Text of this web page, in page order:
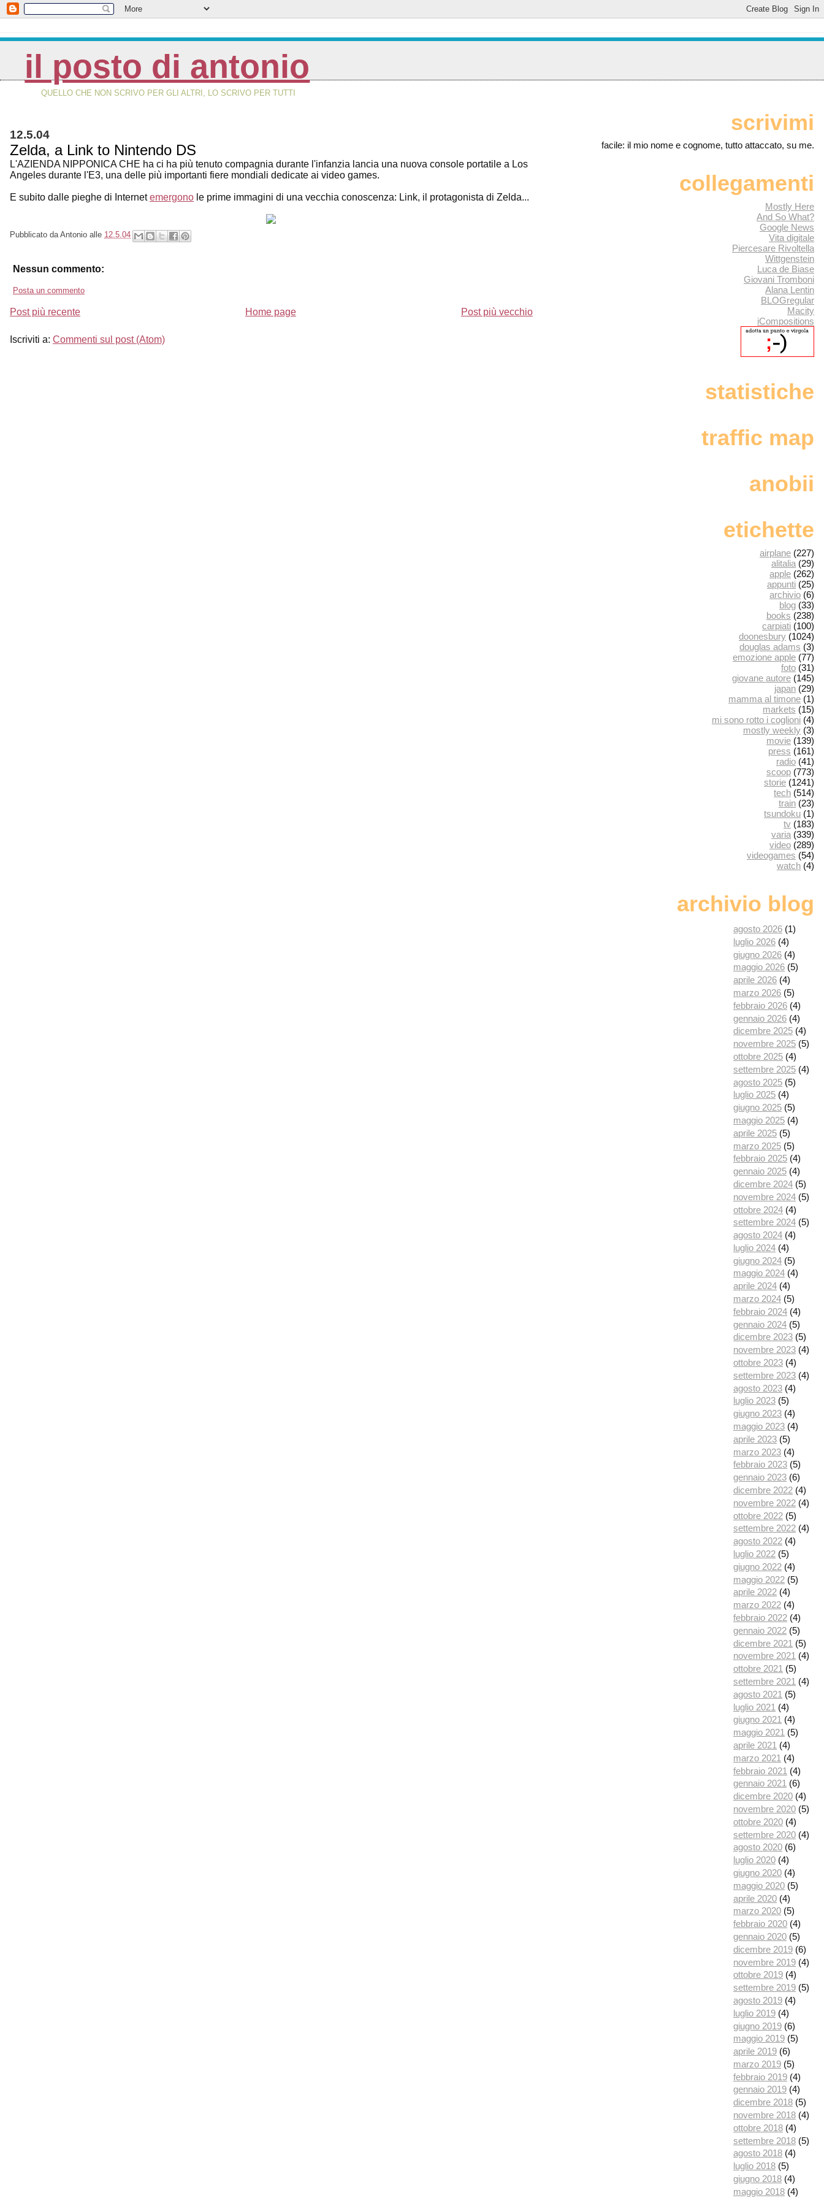
il posto di antonio
QUELLO CHE NON SCRIVO PER GLI ALTRI, LO SCRIVO PER TUTTI
12.5.04
Zelda, a Link to Nintendo DS
L'AZIENDA NIPPONICA CHE ha ci ha più tenuto compagnia durante l'infanzia lancia una nuova console portatile a Los
Angeles durante l'E3, una delle più importanti fiere mondiali dedicate ai video games.
E subito dalle pieghe di Internetemergono le prime immagini di una vecchia conoscenza: Link, il protagonista di Zelda...
Pubblicato da Antonio alle 12.5.04
Nessun commento:
Posta un commento
Post più recente Post più vecchio
Home page
Iscriviti a: Commenti sul post (Atom)
scrivimi
facile: il mio nome e cognome, tutto attaccato, su me.
collegamenti
Mostly Here
And So What?
Google News
Vita digitale
Piercesare Rivoltella
Wittgenstein
Luca de Biase
Giovani Tromboni
Alana Lentin
BLOGregular
Macity
iCompositions
statistiche
traffic map
anobii
etichette
airplane (227)
alitalia (29)
apple (262)
appunti (25)
archivio (6)
blog (33)
books (238)
carpiati (100)
doonesbury (1024)
douglas adams (3)
emozione apple (77)
foto (31)
giovane autore (145)
japan (29)
mamma al timone (1)
markets (15)
mi sono rotto i coglioni (4)
mostly weekly (3)
movie (139)
press (161)
radio (41)
scoop (773)
storie (1241)
tech (514)
train (23)
tsundoku (1)
tv (183)
varia (339)
video (289)
videogames (54)
watch (4)
archivio blog
agosto 2026 (1)
luglio 2026 (4)
giugno 2026 (4)
maggio 2026 (5)
aprile 2026 (4)
marzo 2026 (5)
febbraio 2026 (4)
gennaio 2026 (4)
dicembre 2025 (4)
novembre 2025 (5)
ottobre 2025 (4)
settembre 2025 (4)
agosto 2025 (5)
luglio 2025 (4)
giugno 2025 (5)
maggio 2025 (4)
aprile 2025 (5)
marzo 2025 (5)
febbraio 2025 (4)
gennaio 2025 (4)
dicembre 2024 (5)
novembre 2024 (5)
ottobre 2024 (4)
settembre 2024 (5)
agosto 2024 (4)
luglio 2024 (4)
giugno 2024 (5)
maggio 2024 (4)
aprile 2024 (4)
marzo 2024 (5)
febbraio 2024 (4)
gennaio 2024 (5)
dicembre 2023 (5)
novembre 2023 (4)
ottobre 2023 (4)
settembre 2023 (4)
agosto 2023 (4)
luglio 2023 (5)
giugno 2023 (4)
maggio 2023 (4)
aprile 2023 (5)
marzo 2023 (4)
febbraio 2023 (5)
gennaio 2023 (6)
dicembre 2022 (4)
novembre 2022 (4)
ottobre 2022 (5)
settembre 2022 (4)
agosto 2022 (4)
luglio 2022 (5)
giugno 2022 (4)
maggio 2022 (5)
aprile 2022 (4)
marzo 2022 (4)
febbraio 2022 (4)
gennaio 2022 (5)
dicembre 2021 (5)
novembre 2021 (4)
ottobre 2021 (5)
settembre 2021 (4)
agosto 2021 (5)
luglio 2021 (4)
giugno 2021 (4)
maggio 2021 (5)
aprile 2021 (4)
marzo 2021 (4)
febbraio 2021 (4)
gennaio 2021 (6)
dicembre 2020 (4)
novembre 2020 (5)
ottobre 2020 (4)
settembre 2020 (4)
agosto 2020 (6)
luglio 2020 (4)
giugno 2020 (4)
maggio 2020 (5)
aprile 2020 (4)
marzo 2020 (5)
febbraio 2020 (4)
gennaio 2020 (5)
dicembre 2019 (6)
novembre 2019 (4)
ottobre 2019 (4)
settembre 2019 (5)
agosto 2019 (4)
luglio 2019 (4)
giugno 2019 (6)
maggio 2019 (5)
aprile 2019 (6)
marzo 2019 (5)
febbraio 2019 (4)
gennaio 2019 (4)
dicembre 2018 (5)
novembre 2018 (4)
ottobre 2018 (4)
settembre 2018 (5)
agosto 2018 (4)
luglio 2018 (5)
giugno 2018 (4)
maggio 2018 (4)